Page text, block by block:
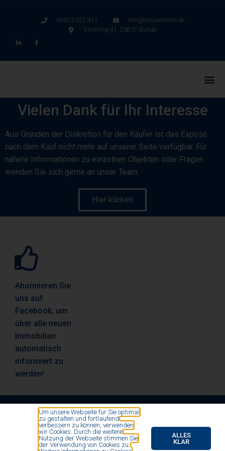
04953 922 911
info@vosse-immo.de
Kirchring 41, 26831 Bunde
Vielen Dank für Ihr Interesse
Aus Gründen der Diskretion für den Käufer ist das Exposé
nach dem Kauf nicht mehr auf unserer Seite verfügbar. Für
nähere Informationen zu einzelnen Objekten oder Fragen
wenden Sie sich gerne an unser Team.
Hier klicken
Abonnieren Sie
uns auf
Facebook, um
über alle neuen
Immobilien
automatisch
informiert zu
werden!
© All rights reserved by Vosse Immobilien- und
Finanzierungsmakler 2020
Um unsere Webseite für Sie optimal
zu gestalten und fortlaufend
verbessern zu können, verwenden
wir Cookies. Durch die weitere
Nutzung der Webseite stimmen Sie
der Verwendung von Cookies zu.
ALLES
KLAR